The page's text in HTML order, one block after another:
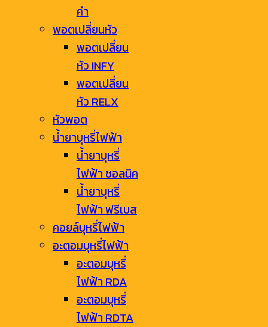
คำ
พอตเปลี่ยนหัว
พอตเปลี่ยน
หัว INFY
พอตเปลี่ยน
หัว RELX
หัวพอต
น้ำยาบุหรี่ไฟฟ้า
น้ำยาบุหรี่
ไฟฟ้า ซอลนิค
น้ำยาบุหรี่
ไฟฟ้า ฟรีเบส
คอยล์บุหรี่ไฟฟ้า
อะตอมบุหรี่ไฟฟ้า
อะตอมบุหรี่
ไฟฟ้า RDA
อะตอมบุหรี่
ไฟฟ้า RDTA